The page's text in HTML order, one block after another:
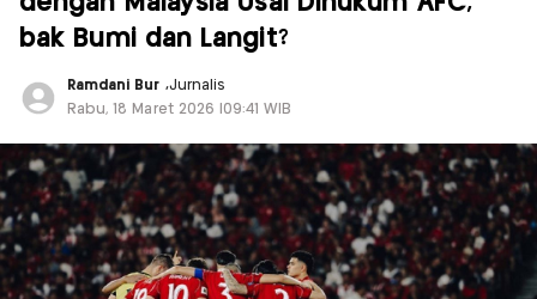
bak Bumi dan Langit?
Ramdani Bur ,Jurnalis
Rabu, 18 Maret 2026 |09:41 WIB